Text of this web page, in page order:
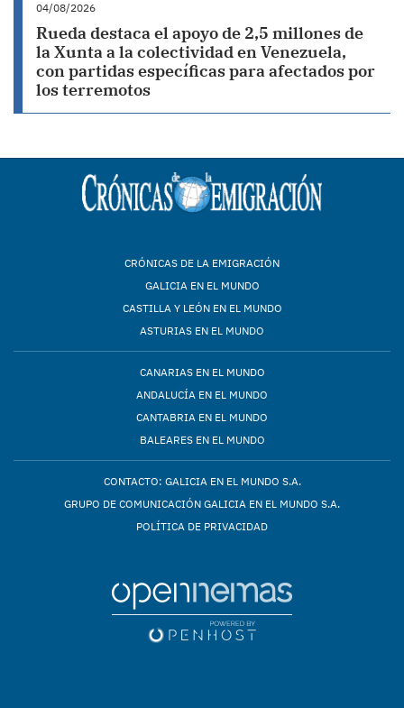
04/08/2026
Rueda destaca el apoyo de 2,5 millones de
la Xunta a la colectividad en Venezuela,
con partidas específicas para afectados por
los terremotos
CRÓNICAS DE LA EMIGRACIÓN
GALICIA EN EL MUNDO
CASTILLA Y LEÓN EN EL MUNDO
ASTURIAS EN EL MUNDO
CANARIAS EN EL MUNDO
ANDALUCÍA EN EL MUNDO
CANTABRIA EN EL MUNDO
BALEARES EN EL MUNDO
CONTACTO: GALICIA EN EL MUNDO S.A.
GRUPO DE COMUNICACIÓN GALICIA EN EL MUNDO S.A.
POLÍTICA DE PRIVACIDAD